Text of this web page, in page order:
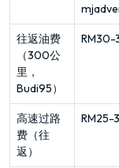
往返油费
（300公
里，
Budi95）
RM30-
高速过路
费（往
返）
RM25-